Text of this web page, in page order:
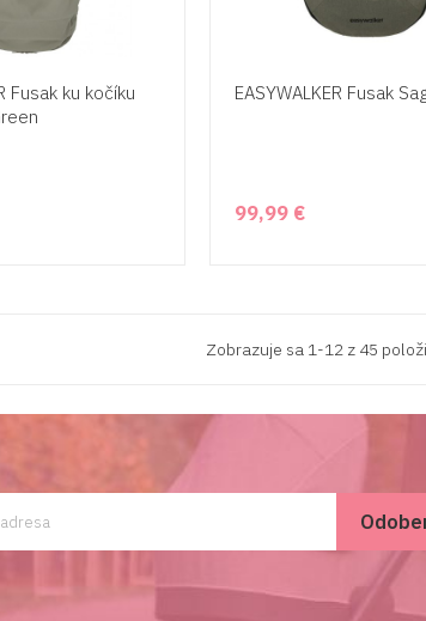
Fusak ku kočíku
EASYWALKER Fusak
99,99 €
Zobrazuje sa 1-12 z 45